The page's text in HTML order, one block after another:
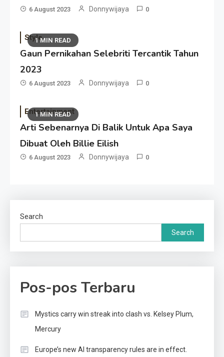
6 August 2023 Donnywijaya 0
1 MIN READ
Style
Gaun Pernikahan Selebriti Tercantik Tahun
2023
6 August 2023 Donnywijaya 0
1 MIN READ
Entertainment
Arti Sebenarnya Di Balik Untuk Apa Saya
Dibuat Oleh Billie Eilish
6 August 2023 Donnywijaya 0
Search
Search
Pos-pos Terbaru
Mystics carry win streak into clash vs. Kelsey Plum,
Mercury
Europe’s new AI transparency rules are in effect.